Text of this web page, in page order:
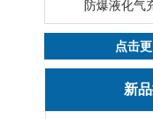
点击
新